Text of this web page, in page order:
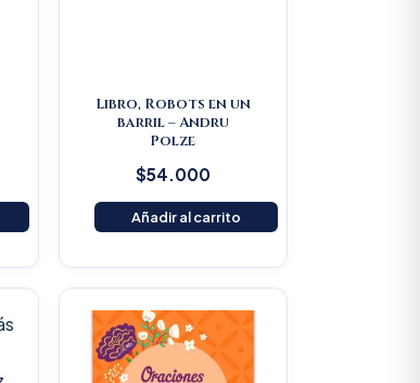
Libro, Robots en un
barril – Andru
Polze
$54.000
Añadir al carrito